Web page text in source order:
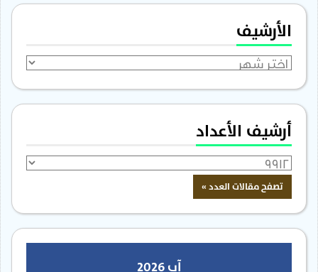
الأرشيف
الأرشيف
أرشيف الأعداد